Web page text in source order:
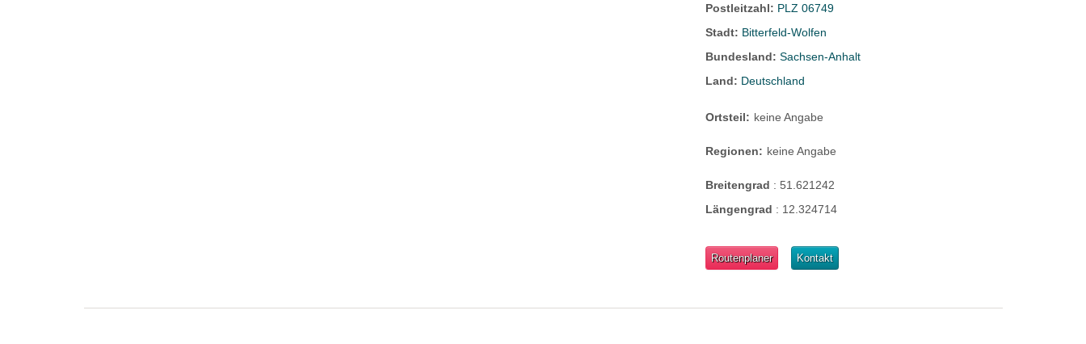
Postleitzahl: PLZ 06749
Stadt: Bitterfeld-Wolfen
Bundesland:Sachsen-Anhalt
Land: Deutschland
Ortsteil: keine Angabe
Regionen: keine Angabe
Breitengrad :51.621242
Längengrad : 12.324714
Routenplaner Kontakt